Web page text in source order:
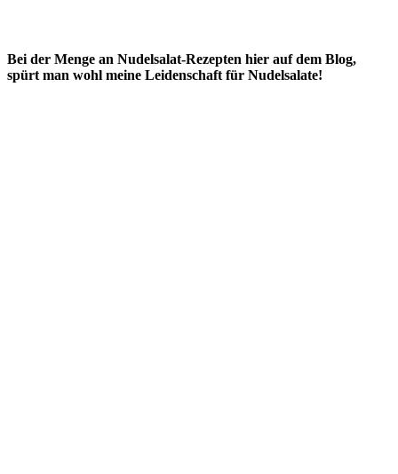
Bei der Menge an Nudelsalat-Rezepten hier auf dem Blog,
spürt man wohl meine Leidenschaft für Nudelsalate!